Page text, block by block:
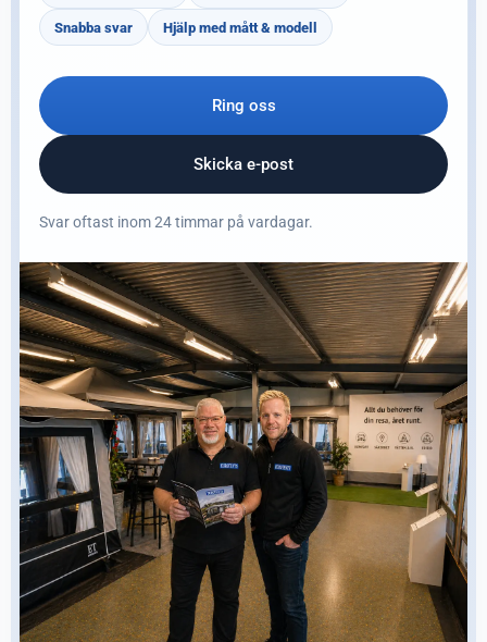
Snabba svar Hjälp med mått & modell
Ring oss
Skicka e-post
Svar oftast inom 24 timmar på vardagar.